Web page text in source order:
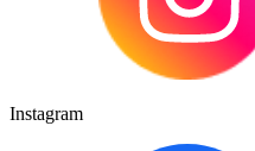
Instagram